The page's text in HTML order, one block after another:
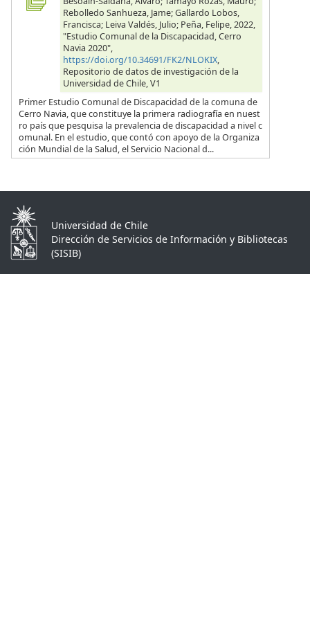
Rebolledo Sanhueza, Jame; Gallardo Lobos,
Francisca; Leiva Valdés, Julio; Peña, Felipe, 2022,
"Estudio Comunal de la Discapacidad, Cerro
Navia 2020",
https://doi.org/10.34691/FK2/NLOKIX,
Repositorio de datos de investigación de la
Universidad de Chile, V1
Primer Estudio Comunal de Discapacidad de la comuna de
Cerro Navia, que constituye la primera radiografía en nuest
ro país que pesquisa la prevalencia de discapacidad a nivel c
omunal. En el estudio, que contó con apoyo de la Organiza
ción Mundial de la Salud, el Servicio Nacional d...
Universidad de Chile
Dirección de Servicios de Información y Bibliotecas
(SISIB)